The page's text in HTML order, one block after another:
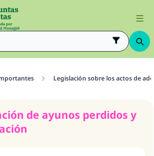
Legislación sobre los actos de
de ayunos perdidos y